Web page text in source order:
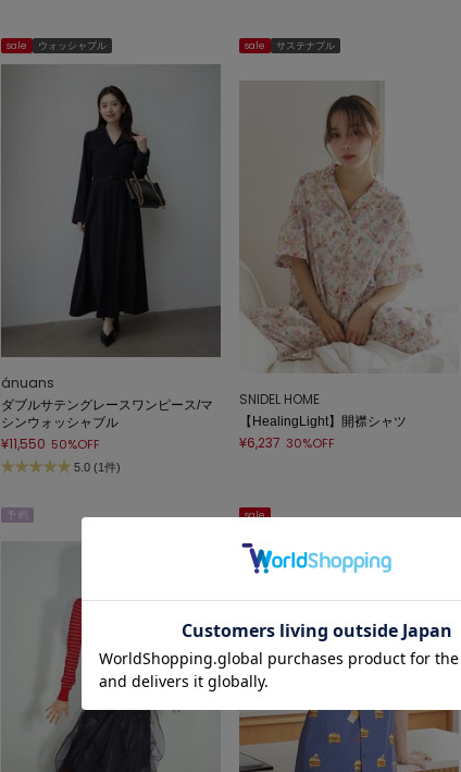
sale ウォッシャブル
ánuans
ダブルサテングレースワンピース/マ
シンウォッシャブル
¥11,550 50%OFF
5.0 (1件)
sale サステナブル
SNIDEL HOME
【HealingLight】開襟シャツ
¥6,237 30%OFF
予 約 sale